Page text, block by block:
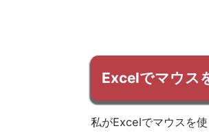
Excelでマウス
私がExcelでマウスを使